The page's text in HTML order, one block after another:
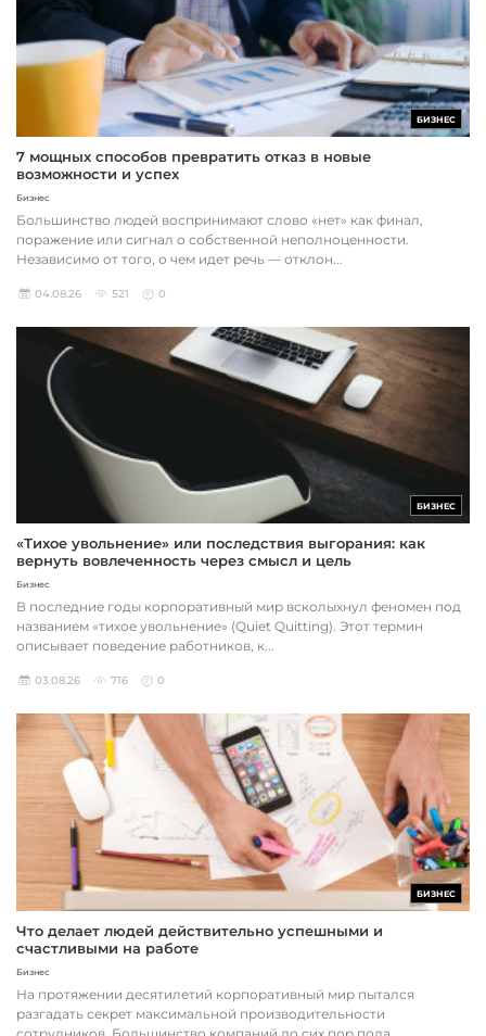
БИЗНЕС
7 мощных способов превратить отказ в новые
возможности и успех
Бизнес
Большинство людей воспринимают слово «нет» как финал,
поражение или сигнал о собственной неполноценности.
Независимо от того, о чем идет речь — отклон...
04.08.26 521 0
БИЗНЕС
«Тихое увольнение» или последствия выгорания: как
вернуть вовлеченность через смысл и цель
Бизнес
В последние годы корпоративный мир всколыхнул феномен под
названием «тихое увольнение» (Quiet Quitting). Этот термин
описывает поведение работников, к...
03.08.26 716 0
БИЗНЕС
Что делает людей действительно успешными и
счастливыми на работе
Бизнес
На протяжении десятилетий корпоративный мир пытался
разгадать секрет максимальной производительности